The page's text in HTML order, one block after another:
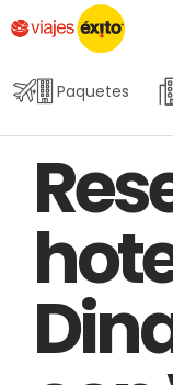
Paquetes
IN:
on: